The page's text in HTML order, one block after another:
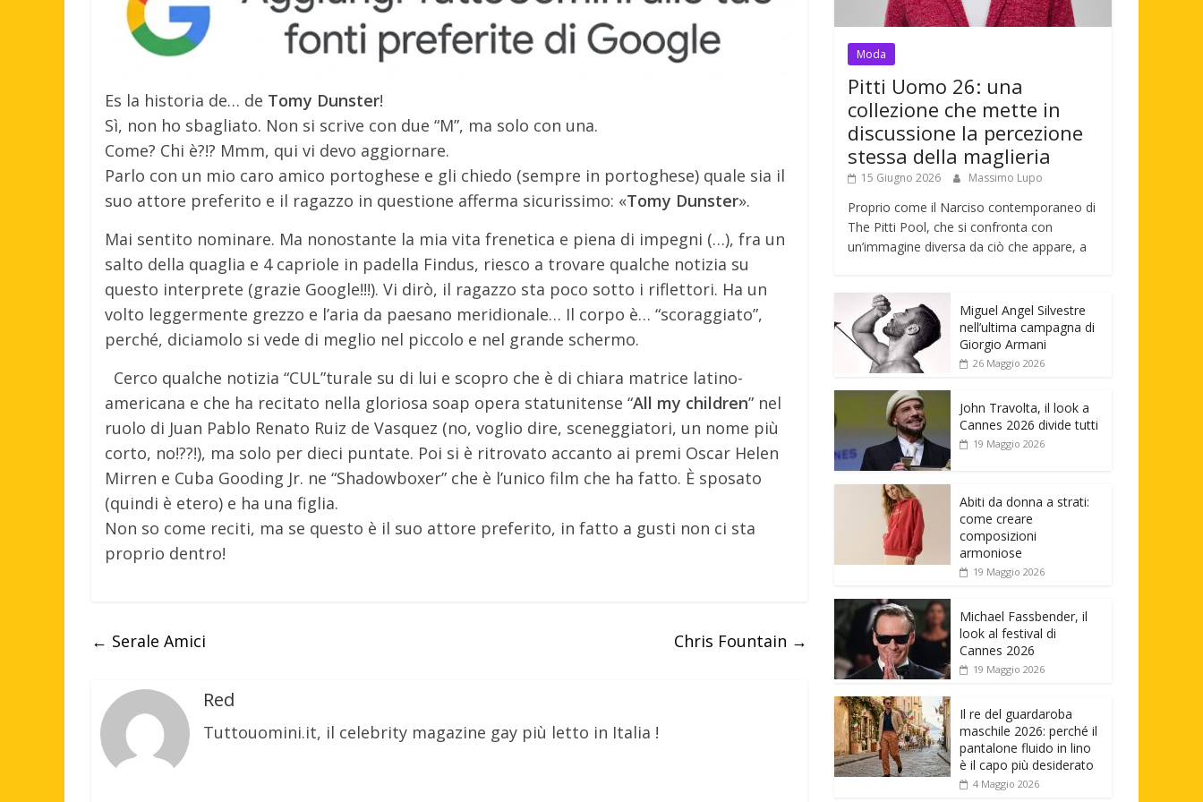
Es la historia de… de Tomy Dunster!
Sì, non ho sbagliato. Non si scrive con due “M”, ma solo con una.
Come? Chi è?!? Mmm, qui vi devo aggiornare.
Parlo con un mio caro amico portoghese e gli chiedo (sempre in portoghese) quale sia il
suo attore preferito e il ragazzo in questione afferma sicurissimo: «Tomy Dunster».
Mai sentito nominare. Ma nonostante la mia vita frenetica e piena di impegni (…), fra un
salto della quaglia e 4 capriole in padella Findus, riesco a trovare qualche notizia su
questo interprete (grazie Google!!!). Vi dirò, il ragazzo sta poco sotto i riflettori. Ha un
volto leggermente grezzo e l’aria da paesano meridionale… Il corpo è… “scoraggiato”,
perché, diciamolo si vede di meglio nel piccolo e nel grande schermo.
Cerco qualche notizia “CUL”turale su di lui e scopro che è di chiara matrice latino-
americana e che ha recitato nella gloriosa soap opera statunitense “All my children” nel
ruolo di Juan Pablo Renato Ruiz de Vasquez (no, voglio dire, sceneggiatori, un nome più
corto, no!??!), ma solo per dieci puntate. Poi si è ritrovato accanto ai premi Oscar Helen
Mirren e Cuba Gooding Jr. ne “Shadowboxer” che è l’unico film che ha fatto. È sposato
(quindi è etero) e ha una figlia.
Non so come reciti, ma se questo è il suo attore preferito, in fatto a gusti non ci sta
proprio dentro!
← Serale Amici Chris Fountain →
Red
Tuttouomini.it, il celebrity magazine gay più letto in Italia !
Moda
Pitti Uomo 26: una
collezione che mette in
discussione la percezione
stessa della maglieria
15 Giugno 2026 Massimo Lupo
Proprio come il Narciso contemporaneo di
The Pitti Pool, che si confronta con
un’immagine diversa da ciò che appare, a
Miguel Angel Silvestre
nell’ultima campagna di
Giorgio Armani
26 Maggio 2026
John Travolta, il look a
Cannes 2026 divide tutti
19 Maggio 2026
Abiti da donna a strati:
come creare
composizioni
armoniose
19 Maggio 2026
Michael Fassbender, il
look al festival di
Cannes 2026
19 Maggio 2026
Il re del guardaroba
maschile 2026: perché il
pantalone fluido in lino
è il capo più desiderato
4 Maggio 2026